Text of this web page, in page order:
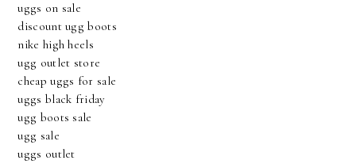
uggs on sale
discount ugg boots
nike high heels
ugg outlet store
cheap uggs for sale
uggs black friday
ugg boots sale
ugg sale
uggs outlet